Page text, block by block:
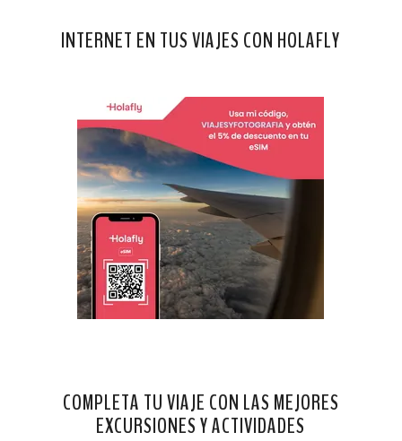
INTERNET EN TUS VIAJES CON HOLAFLY
COMPLETA TU VIAJE CON LAS MEJORES
EXCURSIONES Y ACTIVIDADES